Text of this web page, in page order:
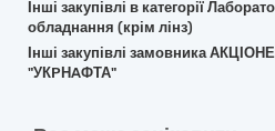
Інші закупівлі в категорії
обладнання (крім лінз)
Інші закупівлі замовника
"УКPНAФТА"